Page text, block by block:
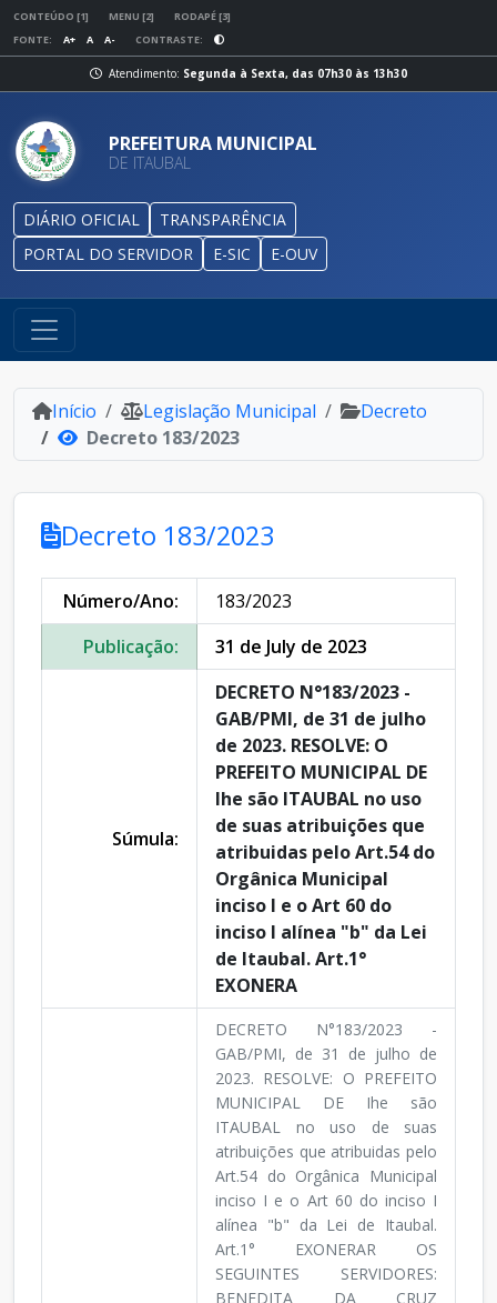
CONTEÚDO [1] MENU [2]
RODAPÉ [3]
FONTE:
A+ A A- CONTRASTE:
Atendimento: Segunda à Sexta, das 07h30 às 13h30
PREFEITURA MUNICIPAL
DE ITAUBAL
DIÁRIO OFICIAL
TRANSPARÊNCIA
PORTAL DO SERVIDOR
E-SIC E-OUV
Início Legislação Municipal
Decreto
Decreto 183/2023
Decreto 183/2023
Número/Ano:
183/2023
Publicação:
31 de July de 2023
Súmula:
DECRETO N°183/2023 -
GAB/PMI, de 31 de julho
de 2023. RESOLVE: O
PREFEITO MUNICIPAL DE
Ihe são ITAUBAL no uso
de suas atribuições que
atribuidas pelo Art.54 do
Orgânica Municipal
inciso I e o Art 60 do
inciso I alínea "b" da Lei
de Itaubal. Art.1°
EXONERA
DECRETO N°183/2023 -
GAB/PMI, de 31 de julho de
2023. RESOLVE: O PREFEITO
MUNICIPAL DE Ihe são
ITAUBAL no uso de suas
atribuições que atribuidas pelo
Art.54 do Orgânica Municipal
inciso I e o Art 60 do inciso I
alínea "b" da Lei de Itaubal.
Art.1° EXONERAR OS
SEGUINTES SERVIDORES:
BENEDITA DA CRUZ